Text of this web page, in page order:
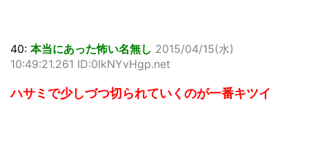
40: 本当にあった怖い名無し 2015/04/15(水)
10:49:21.261 ID:0lkNYvHgp.net
ハサミで少しづつ切られていくのが一番キツイ